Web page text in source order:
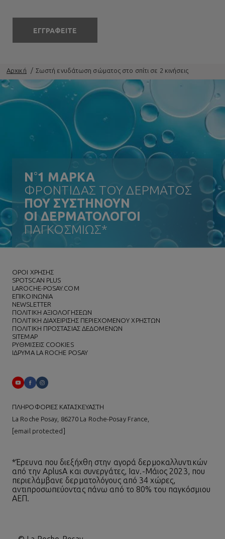
ΕΓΓΡΑΦΕΙΤΕ
Αρχική Σωστή ενυδάτωση σώματος στο σπίτι σε 2 κινήσεις
N°1 ΜΑΡΚΑ
ΦΡΟΝΤΙΔΑΣ ΤΟΥ ΔΕΡΜΑΤΟΣ
ΠΟΥ ΣΥΣΤΗΝΟΥΝ
ΟΙ ΔΕΡΜΑΤΟΛΟΓΟΙ
ΠΑΓΚΟΣΜΙΩΣ*
ΌΡΟΙ ΧΡΗΣΗΣ
SPOTSCAN PLUS
LAROCHE-POSAY.COM
ΕΠΙΚΟΙΝΩΝΙΑ
NEWSLETTER
ΠΟΛΙΤΙΚΗ ΑΞΙΟΛΟΓΗΣΕΩΝ
ΠΟΛΙΤΙΚΗ ΔΙΑΧΕΙΡΙΣΗΣ ΠΕΡΙΕΧΟΜΕΝΟΥ ΧΡΗΣΤΩΝ
ΠΟΛΙΤΙΚΗ ΠΡΟΣΤΑΣΙΑΣ ΔΕΔΟΜΕΝΩΝ
SITEMAP
ΡΥΘΜΙΣΕΙΣ COOKIES
ΙΔΡΥΜΑ LA ROCHE POSAY
ΠΛΗΡΟΦΟΡΙΕΣ ΚΑΤΑΣΚΕΥΑΣΤΗ
La Roche Posay, 86270 La Roche-Posay France,
[email protected]
*Έρευνα που διεξήχθη στην αγορά δερμοκαλλυντικών
από την AplusA και συνεργάτες, Ιαν.-Μάιος 2023, που
περιελάμβανε δερματολόγους από 34 χώρες,
αντιπροσωπεύοντας πάνω από το 80% του παγκόσμιου
ΑΕΠ.